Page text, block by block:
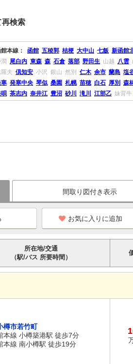
再検索
本線： 函館 五稜郭 桔梗 大中山 七飯 新函館
尾白内 東森 森 石倉 落部 野田生 山越 八雲
羅夫 倶知安 小沢 銀山 然別 仁木 余市 蘭島 塩
発寒中央 琴似 桑園 札幌 苗穂 白石 厚別 森
茶志内 奈井江 豊沼 砂川 滝川 江部乙 妹背牛
間取り図付き表示
お気に入りに追加
所在地/交通
（駅/バス 所要時間）
樽市若竹町
本線 小樽築港駅 徒歩7分
本線 南小樽駅 徒歩19分